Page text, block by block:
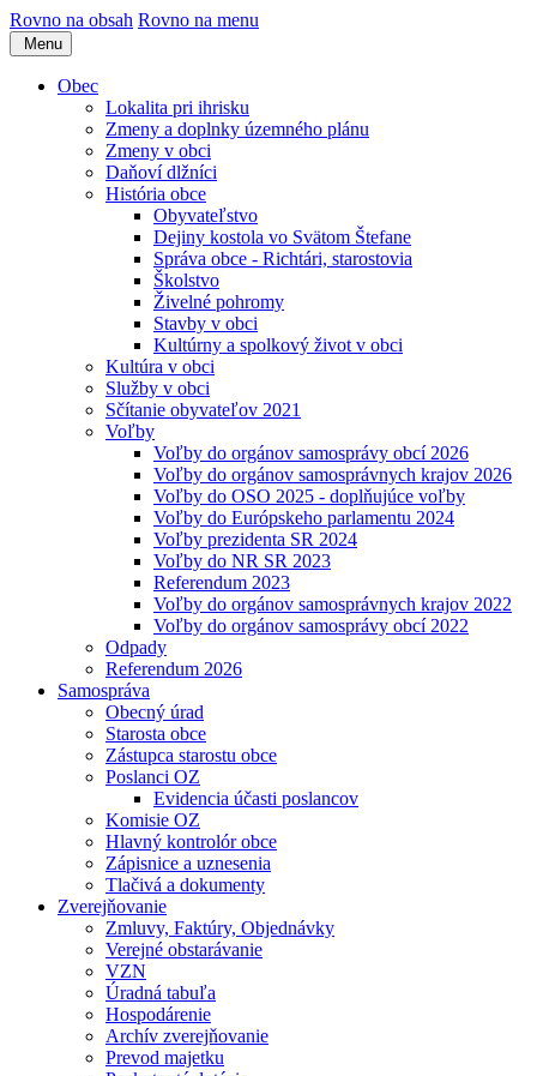
Rovno na obsah Rovno na menu
Menu
Obec
Lokalita pri ihrisku
Zmeny a doplnky územného plánu
Zmeny v obci
Daňoví dlžníci
História obce
Obyvateľstvo
Dejiny kostola vo Svätom Štefane
Správa obce - Richtári, starostovia
Školstvo
Živelné pohromy
Stavby v obci
Kultúrny a spolkový život v obci
Kultúra v obci
Služby v obci
Sčítanie obyvateľov 2021
Voľby
Voľby do orgánov samosprávy obcí 2026
Voľby do orgánov samosprávnych krajov 2026
Voľby do OSO 2025 - doplňujúce voľby
Voľby do Európskeho parlamentu 2024
Voľby prezidenta SR 2024
Voľby do NR SR 2023
Referendum 2023
Voľby do orgánov samosprávnych krajov 2022
Voľby do orgánov samosprávy obcí 2022
Odpady
Referendum 2026
Samospráva
Obecný úrad
Starosta obce
Zástupca starostu obce
Poslanci OZ
Evidencia účasti poslancov
Komisie OZ
Hlavný kontrolór obce
Zápisnice a uznesenia
Tlačivá a dokumenty
Zverejňovanie
Zmluvy, Faktúry, Objednávky
Verejné obstarávanie
VZN
Úradná tabuľa
Hospodárenie
Archív zverejňovanie
Prevod majetku